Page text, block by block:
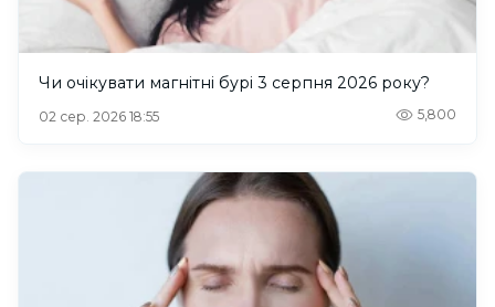
Чи очікувати магнітні бурі 3 серпня 2026 року?
02 сер. 2026 18:55 5,800